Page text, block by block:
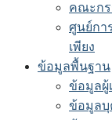
คณะกร
ศูนย์กา
เพียง
ข้อมูลพื้นฐาน
ข้อมูลผู้
ข้อมูลบุ